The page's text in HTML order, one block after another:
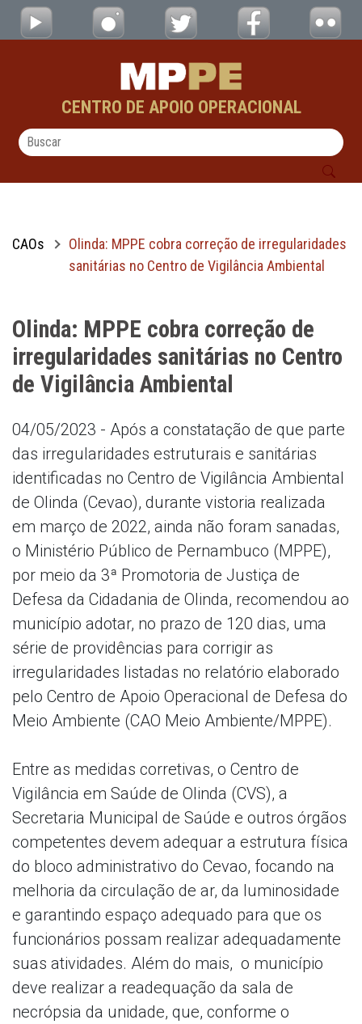
Pular para o Conteúdo principal
Olinda: MPPE cobra correção de
CENTRO DE APOIO OPERACIONAL
CAOs
Olinda: MPPE cobra correção de irregularidades
sanitárias no Centro de Vigilância Ambiental
Olinda: MPPE cobra correção de
irregularidades sanitárias no Centro
de Vigilância Ambiental
04/05/2023 - Após a constatação de que parte
das irregularidades estruturais e sanitárias
identificadas no Centro de Vigilância Ambiental
de Olinda (Cevao), durante vistoria realizada
em março de 2022, ainda não foram sanadas,
o Ministério Público de Pernambuco (MPPE),
por meio da 3ª Promotoria de Justiça de
Defesa da Cidadania de Olinda, recomendou ao
município adotar, no prazo de 120 dias, uma
série de providências para corrigir as
irregularidades listadas no relatório elaborado
pelo Centro de Apoio Operacional de Defesa do
Meio Ambiente (CAO Meio Ambiente/MPPE).
Entre as medidas corretivas, o Centro de
Vigilância em Saúde de Olinda (CVS), a
Secretaria Municipal de Saúde e outros órgãos
competentes devem adequar a estrutura física
do bloco administrativo do Cevao, focando na
melhoria da circulação de ar, da luminosidade
e garantindo espaço adequado para que os
funcionários possam realizar adequadamente
suas atividades. Além do mais, o município
deve realizar a readequação da sala de
necrópsia da unidade, que, conforme o